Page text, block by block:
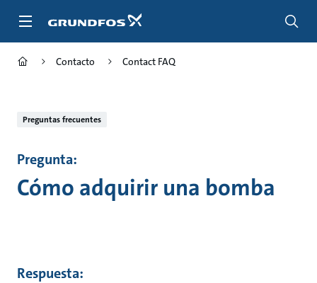
Contacto Contact FAQ
Preguntas frecuentes
Pregunta:
Cómo adquirir una bomba
Respuesta: